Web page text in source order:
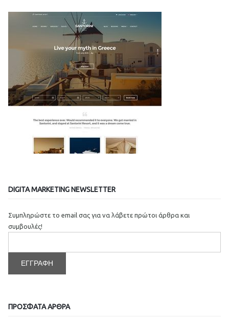
DIGITA MARKETING NEWSLETTER
Συμπληρώστε το email σας για να λάβετε πρώτοι άρθρα και
συμβουλές!
ΠΡΟΣΦΑΤΑ ΑΡΘΡΑ